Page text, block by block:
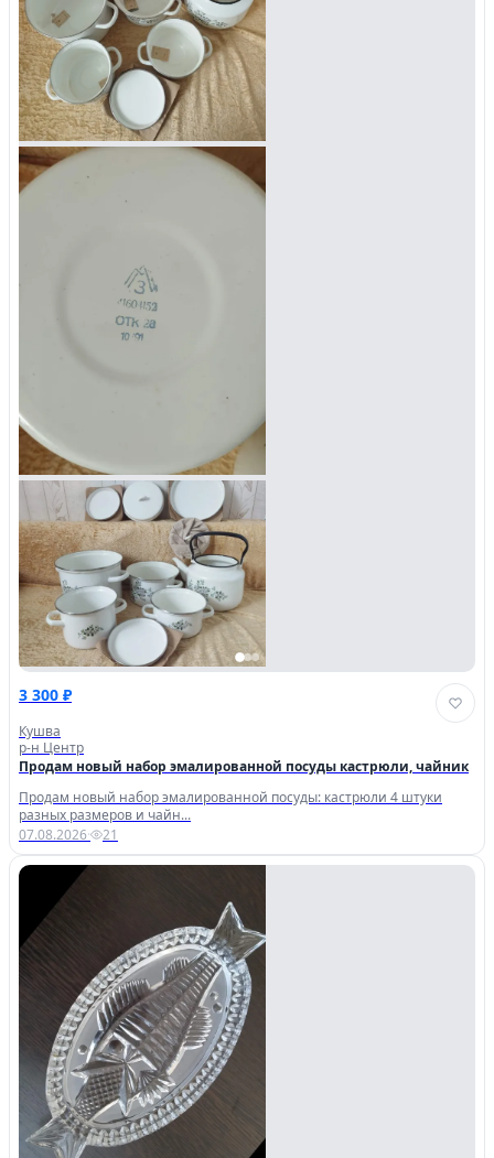
Избранное
Сохраняйте интересные объявления, чтобы быстро
вернуться к ним позже.
Перейти в избранное
Войти
3 300 ₽
Кушва
р-н Центр
Продам новый набор эмалированной посуды кастрюли, чайник
Продам новый набор эмалированной посуды: кастрюли 4 штуки
разных размеров и чайн...
07.08.2026· 21